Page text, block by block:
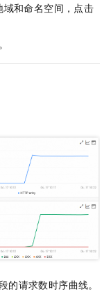
和命名空间，点击
的请求数时序曲线。